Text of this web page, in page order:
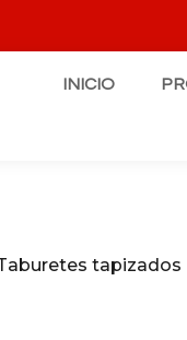
INICIO
tapizados